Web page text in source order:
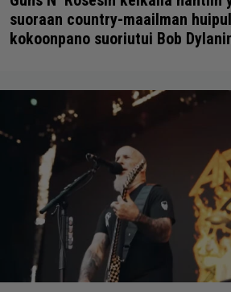
suoraan country-maailman
kokoonpano suoriutui Bob